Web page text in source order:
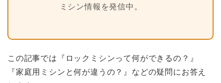
ミシン情報を発信中。
この記事では『ロックミシンって何ができるの？』
『家庭用ミシンと何が違うの？』などの疑問にお答え